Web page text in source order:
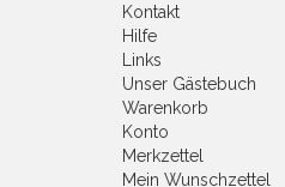
Kontakt
Hilfe
Links
Unser Gästebuch
Warenkorb
Konto
Merkzettel
Mein Wunschzettel